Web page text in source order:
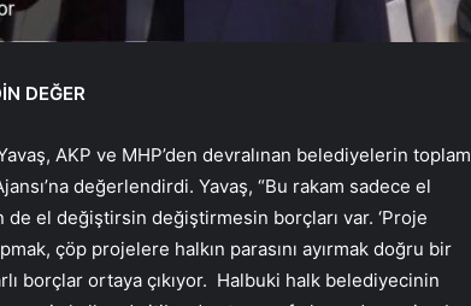
DEĞER
AKP ve MHP’den devralınan belediyelerin toplam
değerlendirdi. Yavaş, “Bu rakam sadece el
el değiştirsin değiştirmesin borçları var. ‘Proje
çöp projelere halkın parasını ayırmak doğru bir
borçlar ortaya çıkıyor. Halbuki halk belediyecinin